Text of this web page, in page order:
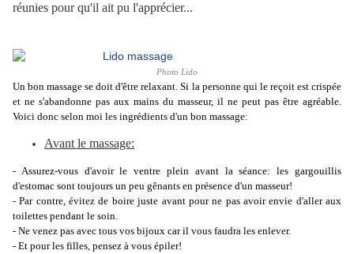
réunies pour qu'il ait pu l'apprécier...
Photo Lido
Un bon massage se doit d'être relaxant. Si la personne qui le reçoit est crispée
et ne s'abandonne pas aux mains du masseur, il ne peut pas être agréable.
Voici donc selon moi les ingrédients d'un bon massage:
Avant le massage:
- Assurez-vous d'avoir le ventre plein avant la séance: les gargouillis
d'estomac sont toujours un peu gênants en présence d'un masseur!
- Par contre, évitez de boire juste avant pour ne pas avoir envie d'aller aux
toilettes pendant le soin.
- Ne venez pas avec tous vos bijoux car il vous faudra les enlever.
- Et pour les filles, pensez à vous épiler!